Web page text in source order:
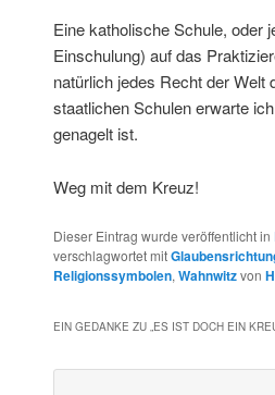
Eine katholische Schule, oder
Einschulung) auf das
natürlich jedes Recht der Welt
staatlichen Schulen erwarte
genagelt ist.
Weg mit dem Kreuz!
Dieser Eintrag wurde veröffentlicht in
verschlagwortet mit
Religionssymbolen, Wahnwitzvon
EIN GEDANKE ZU „ ES IST DOCH EIN